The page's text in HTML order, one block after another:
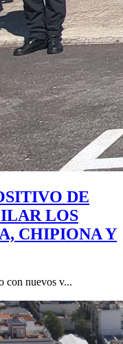
DE
LOS
CHIPIONA Y
con nuevos v...